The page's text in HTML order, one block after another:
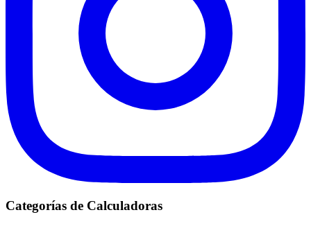
Categorías de Calculadoras